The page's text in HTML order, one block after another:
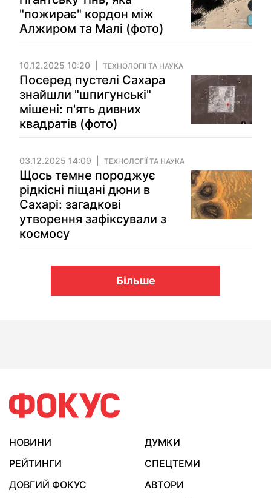
"пожирає" кордон між
Алжиром та Малі (фото)
10.12.2025 10:20 ТЕХНОЛОГІЇ ТА НАУКА
Посеред пустелі Сахара
знайшли "шпигунські"
мішені: п'ять дивних
квадратів (фото)
03.12.2025 14:09 ТЕХНОЛОГІЇ ТА НАУКА
Щось темне породжує
рідкісні піщані дюни в
Сахарі: загадкові
утворення зафіксували з
космосу
Більше
НОВИНИ
ДУМКИ
РЕЙТИНГИ
СПЕЦТЕМИ
ДОВГИЙ ФОКУС
АВТОРИ